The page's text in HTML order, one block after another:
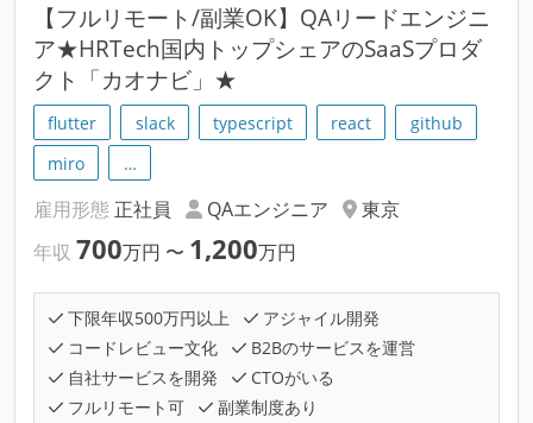
【フルリモート/副業OK】QAリードエンジニ
ア★HRTech国内トップシェアのSaaSプロダ
クト「カオナビ」★
flutter slack typescript react
github
miro
…
雇用形態 正社員 QAエンジニア
東京
年収 700万円 〜 1,200万円
下限年収500万円以上
アジャイル開発
コードレビュー文化
B2Bのサービスを運営
自社サービスを開発
CTOがいる
フルリモート可
副業制度あり